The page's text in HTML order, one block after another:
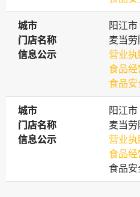
城市
城市
阳江市
门店名称
门店名称
麦当
信息公示
信息公示
营业执
食品经
食品
城市
城市
阳江市
门店名称
门店名称
麦当
信息公示
信息公示
营业执
食品经
食品